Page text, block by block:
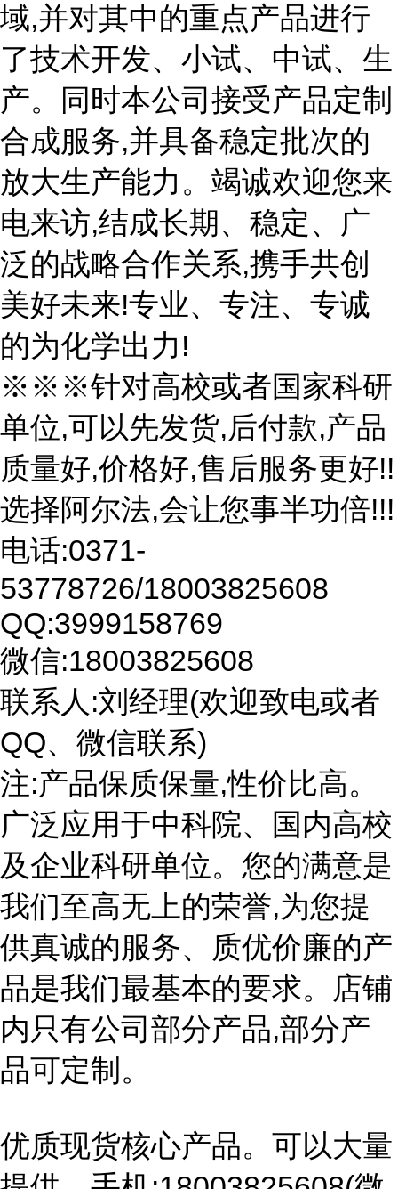
域,并对其中的重点产品进行
了技术开发、小试、中试、生
产。同时本公司接受产品定制
合成服务,并具备稳定批次的
放大生产能力。竭诚欢迎您来
电来访,结成长期、稳定、广
泛的战略合作关系,携手共创
美好未来!专业、专注、专诚
的为化学出力!
※※※针对高校或者国家科研
单位,可以先发货,后付款,产品
质量好,价格好,售后服务更好!!
选择阿尔法,会让您事半功倍!!!
电话:0371-
53778726/18003825608
QQ:3999158769
微信:18003825608
联系人:刘经理(欢迎致电或者
QQ、微信联系)
注:产品保质保量,性价比高。
广泛应用于中科院、国内高校
及企业科研单位。您的满意是
我们至高无上的荣誉,为您提
供真诚的服务、质优价廉的产
品是我们最基本的要求。店铺
内只有公司部分产品,部分产
品可定制。
优质现货核心产品。可以大量